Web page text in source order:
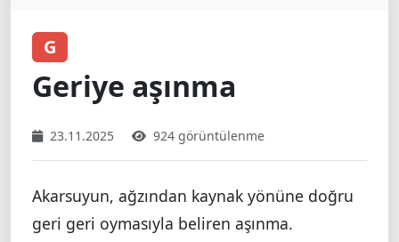
G
Geriye aşınma
23.11.2025 924 görüntülenme
Akarsuyun, ağzından kaynak yönüne doğru
geri geri oymasıyla beliren aşınma.